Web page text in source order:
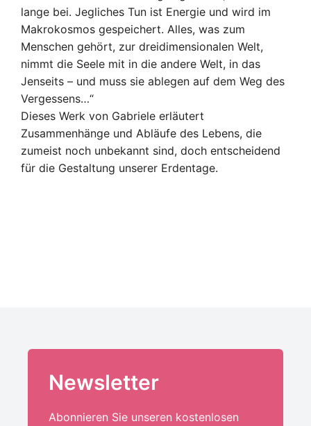
lange bei. Jegliches Tun ist Energie und wird im
Makrokosmos gespeichert. Alles, was zum
Menschen gehört, zur dreidimensionalen Welt,
nimmt die Seele mit in die andere Welt, in das
Jenseits – und muss sie ablegen auf dem Weg des
Vergessens…“
Dieses Werk von Gabriele erläutert
Zusammenhänge und Abläufe des Lebens, die
zumeist noch unbekannt sind, doch entscheidend
für die Gestaltung unserer Erdentage.
Newsletter
Abonnieren Sie unseren kostenlosen